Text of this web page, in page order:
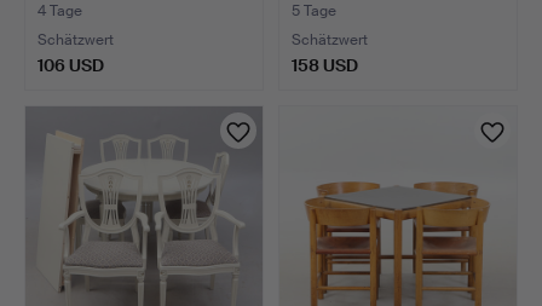
4 Tage
Schätzwert
106 USD
5 Tage
Schätzwert
158 USD